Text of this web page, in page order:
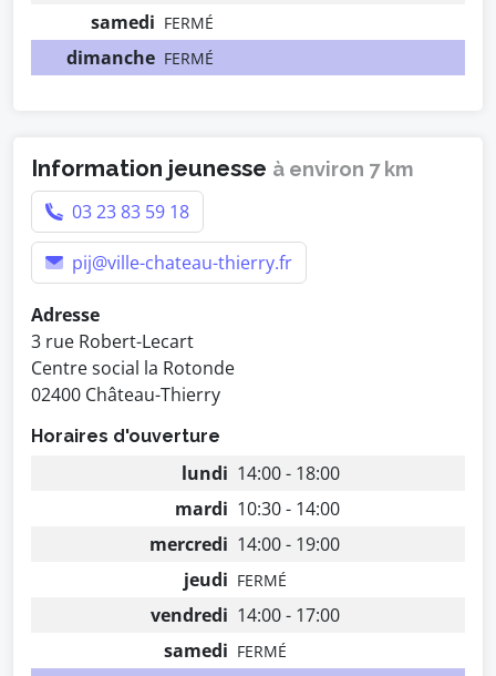
samedi FERMÉ
dimanche FERMÉ
Information jeunesse à environ 7 km
03 23 83 59 18
pij@ville-chateau-thierry.fr
Adresse
3 rue Robert-Lecart
Centre social la Rotonde
02400 Château-Thierry
Horaires d'ouverture
lundi 14:00 - 18:00
mardi 10:30 - 14:00
mercredi 14:00 - 19:00
jeudi FERMÉ
vendredi 14:00 - 17:00
samedi FERMÉ